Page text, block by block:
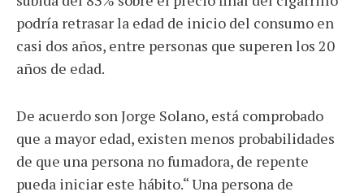
podría retrasar la edad de inicio del consumo en
casi dos años, entre personas que superen los 20
años de edad.
De acuerdo son Jorge Solano, está comprobado
que a mayor edad, existen menos probabilidades
de que una persona no fumadora, de repente
pueda iniciar este hábito.“ Una persona de